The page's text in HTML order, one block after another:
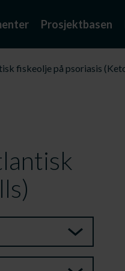
Prosjektbasen
fiskeolje på psoriasis